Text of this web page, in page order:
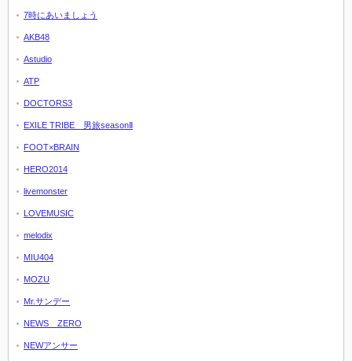
7時にあいましょう
AKB48
Astudio
ATP
DOCTORS3
EXILE TRIBE 男旅seasonⅡ
FOOT×BRAIN
HERO2014
livemonster
LOVEMUSIC
melodix
MIU404
MOZU
Mr.サンデー
NEWS ZERO
NEWアンサー